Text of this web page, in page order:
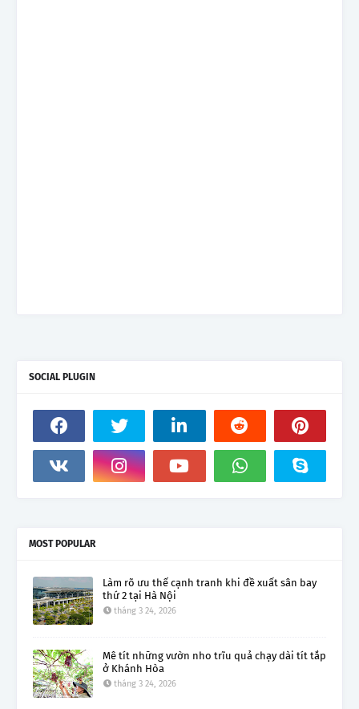
SOCIAL PLUGIN
MOST POPULAR
Làm rõ ưu thế cạnh tranh khi đề xuất sân bay
thứ 2 tại Hà Nội
tháng 3 24, 2026
Mê tít những vườn nho trĩu quả chạy dài tít tắp
ở Khánh Hòa
tháng 3 24, 2026